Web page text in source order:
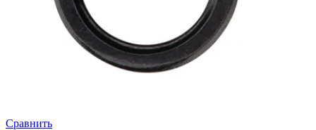
Сравнить